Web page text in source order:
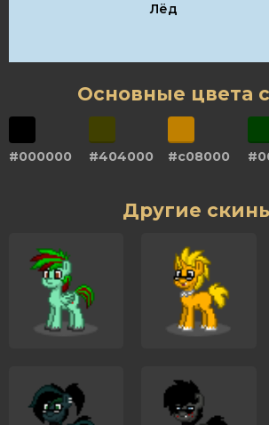
Лёд
Основные цвета
#000000 #404000 #c08000
Другие